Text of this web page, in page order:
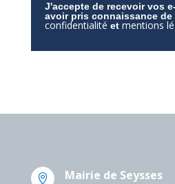
J'accepte de recevoir vos
avoir pris connaissance de
confidentialité et mentions

Mairie de Seysses